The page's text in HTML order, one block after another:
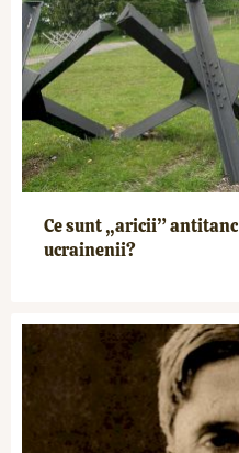
Ce sunt „aricii”
ucrainenii?